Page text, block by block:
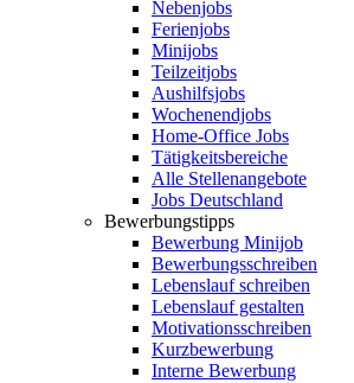
Nebenjobs
Ferienjobs
Minijobs
Teilzeitjobs
Aushilfsjobs
Wochenendjobs
Home-Office Jobs
Tätigkeitsbereiche
Alle Stellenangebote
Jobs Deutschland
Bewerbungstipps
Bewerbung Minijob
Bewerbungsschreiben
Lebenslauf schreiben
Lebenslauf gestalten
Motivationsschreiben
Kurzbewerbung
Interne Bewerbung